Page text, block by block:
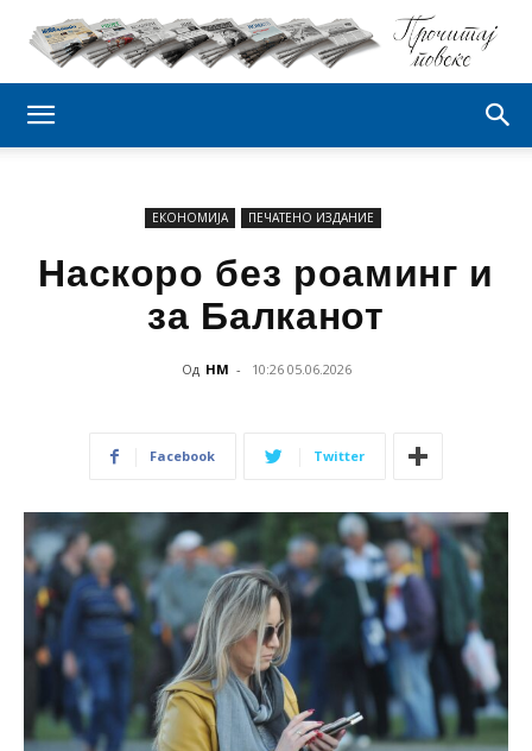
ЕКОНОМИЈА ПЕЧАТЕНО ИЗДАНИЕ
Наскоро без роаминг и
за Балканот
Од НМ - 10:26 05.06.2026
Facebook Twitter